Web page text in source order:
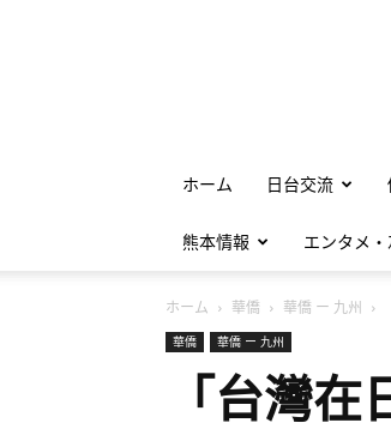
ホーム 日台交流
熊本情報 エンタメ・
ホーム 華僑 華僑 ー 九州
華僑 華僑 ー 九州
「台灣